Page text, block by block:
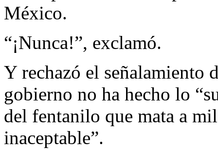
México.
“¡Nunca!”, exclamó.
Y rechazó el señalamiento
gobierno no ha hecho lo
del fentanilo que mata a
inaceptable”.